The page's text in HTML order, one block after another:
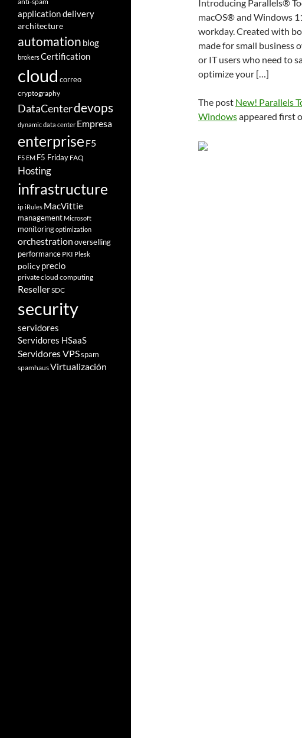
Introducing Parallels®
macOS® and Windows
workday. Created with
made for small business
or IT users who need to
optimize your […]
The post New! Parallels
Windowsappeared first
application delivery
architecture
automation blog
brokersCertification
cloud correo
cryptography
DataCenterdevops
dynamic data center Empresa
enterprise F5
F5 EM F5 Friday FAQ
Hosting
infrastructure
ipiRules MacVittie
management Microsoft
monitoringoptimization
orchestrationoverselling
performance PKI Plesk
policyprecio
private cloud computing
ResellerSDC
security
servidores
Servidores HSaaS
Servidores VPSspam
spamhausVirtualización